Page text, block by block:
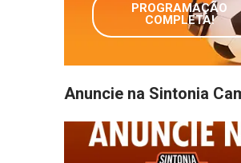
PROGRAMAÇÃO
COMPLETA!
Anuncie na Sintonia